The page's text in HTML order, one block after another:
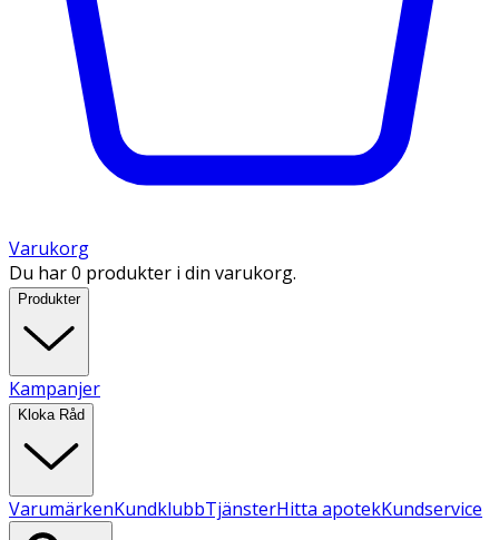
Varukorg
Du har 0 produkter i din varukorg.
Produkter
Kampanjer
Kloka Råd
VarumärkenKundklubbTjänsterHitta apotekKundservice